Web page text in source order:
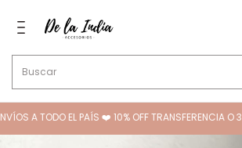
A TODO EL PAÍS ❤️ 10% OFF TRANSFERENCIA O 3